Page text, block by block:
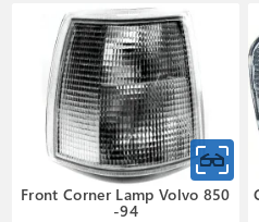
Front Corner Lamp Volvo 850
-94